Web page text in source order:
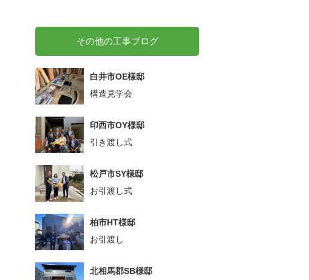
その他の工事ブログ
白井市OE様邸
構造見学会
印西市OY様邸
引き渡し式
松戸市SY様邸
お引渡し式
柏市HT様邸
お引渡し
北相馬郡SB様邸